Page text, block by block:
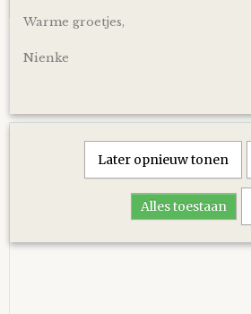
€ 39,95
Warme groetjes,
Nienke
Later opnieuw tonen
Alles toestaan